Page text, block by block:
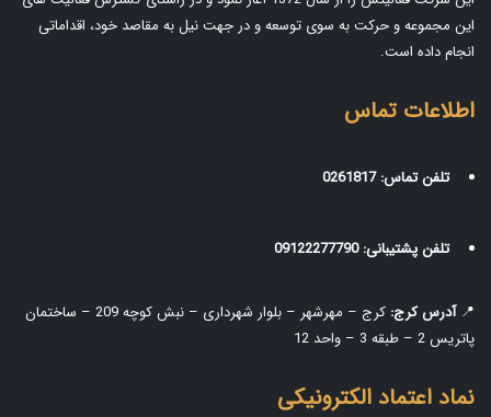
این مجموعه و حرکت به سوی توسعه و در جهت نیل به مقاصد خود، اقداماتی
انجام داده است.
اطلاعات تماس
تلفن تماس: 0261817
تلفن پشتیبانی: 09122277790
📍آدرس کرج:
کرج – مهرشهر – بلوار شهرداری – نبش کوچه 209 – ساختمان
پاتریس 2 – طبقه 3 – واحد 12
نماد اعتماد الکترونیکی